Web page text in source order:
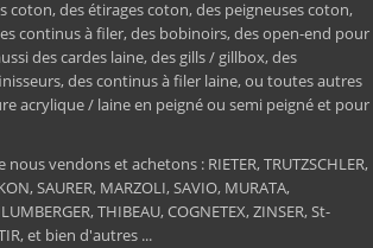
coton, des étirages coton, des peigneuses coton,
continus à filer, des bobinoirs, des open-end pour
des cardes laine, des gills / gillbox, des
des continus à filer laine, ou toutes autres
acrylique / laine en peigné ou semi peigné et pour
vendons et achetons : RIETER, TRUTZSCHLER,
SAURER, MARZOLI, SAVIO, MURATA,
THIBEAU, COGNETEX, ZINSER, St-
et bien d'autres ...